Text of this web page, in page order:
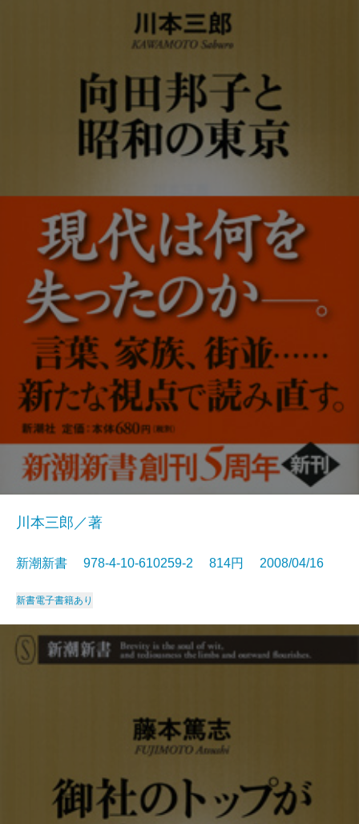
川本三郎／著
新潮新書 978-4-10-610259-2 814円 2008/04/16
新書電子書籍あり